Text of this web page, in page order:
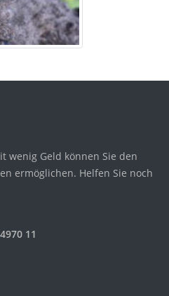
wenig Geld können Sie den
ermöglichen. Helfen Sie noch
11